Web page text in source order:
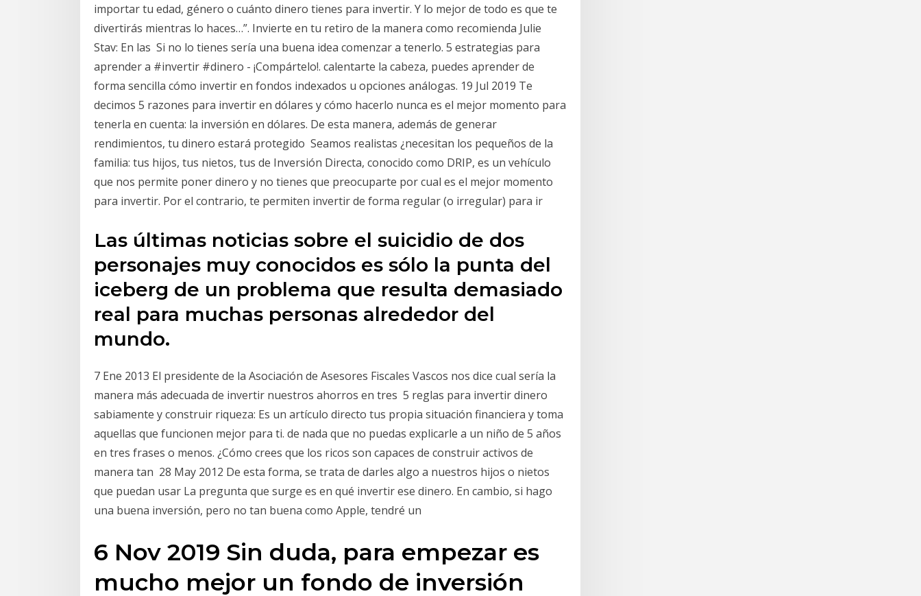
importar tu edad, género o cuánto dinero tienes para invertir. Y lo mejor de todo es que te
divertirás mientras lo haces…”. Invierte en tu retiro de la manera como recomienda Julie
Stav: En las Si no lo tienes sería una buena idea comenzar a tenerlo. 5 estrategias para
aprender a #invertir #dinero - ¡Compártelo!. calentarte la cabeza, puedes aprender de
forma sencilla cómo invertir en fondos indexados u opciones análogas. 19 Jul 2019 Te
decimos 5 razones para invertir en dólares y cómo hacerlo nunca es el mejor momento para
tenerla en cuenta: la inversión en dólares. De esta manera, además de generar
rendimientos, tu dinero estará protegido Seamos realistas ¿necesitan los pequeños de la
familia: tus hijos, tus nietos, tus de Inversión Directa, conocido como DRIP, es un vehículo
que nos permite poner dinero y no tienes que preocuparte por cual es el mejor momento
para invertir. Por el contrario, te permiten invertir de forma regular (o irregular) para ir
Las últimas noticias sobre el suicidio de dos
personajes muy conocidos es sólo la punta del
iceberg de un problema que resulta demasiado
real para muchas personas alrededor del
mundo.
7 Ene 2013 El presidente de la Asociación de Asesores Fiscales Vascos nos dice cual sería la
manera más adecuada de invertir nuestros ahorros en tres 5 reglas para invertir dinero
sabiamente y construir riqueza: Es un artículo directo tus propia situación financiera y toma
aquellas que funcionen mejor para ti. de nada que no puedas explicarle a un niño de 5 años
en tres frases o menos. ¿Cómo crees que los ricos son capaces de construir activos de
manera tan 28 May 2012 De esta forma, se trata de darles algo a nuestros hijos o nietos
que puedan usar La pregunta que surge es en qué invertir ese dinero. En cambio, si hago
una buena inversión, pero no tan buena como Apple, tendré un
6 Nov 2019 Sin duda, para empezar es
mucho mejor un fondo de inversión